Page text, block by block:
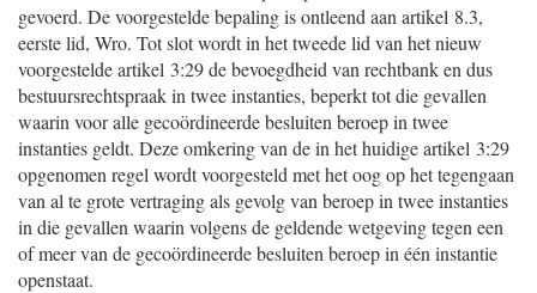
gevoerd. De voorgestelde bepaling is ontleend aan artikel 8.3,
eerste lid, Wro. Tot slot wordt in het tweede lid van het nieuw
voorgestelde artikel 3:29 de bevoegdheid van rechtbank en dus
bestuursrechtspraak in twee instanties, beperkt tot die gevallen
waarin voor alle gecoördineerde besluiten beroep in twee
instanties geldt. Deze omkering van de in het huidige artikel 3:29
opgenomen regel wordt voorgesteld met het oog op het tegengaan
van al te grote vertraging als gevolg van beroep in twee instanties
in die gevallen waarin volgens de geldende wetgeving tegen een
of meer van de gecoördineerde besluiten beroep in één instantie
openstaat.